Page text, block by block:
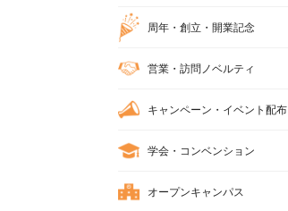
周年・創立・開業記念
営業・訪問ノベルティ
キャンペーン・イベント配布
学会・コンベンション
オープンキャンパス